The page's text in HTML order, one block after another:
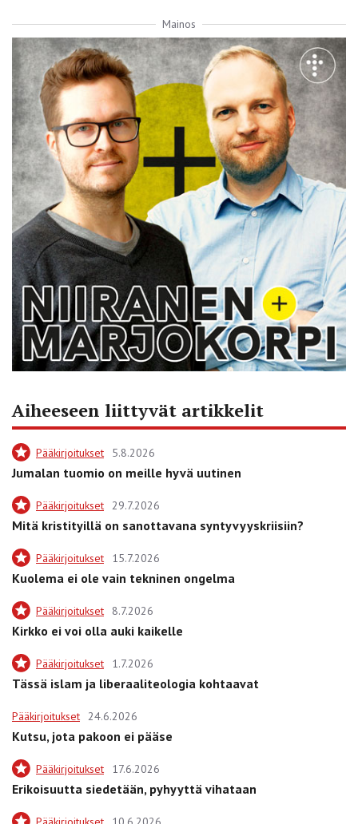
Mainos
Aiheeseen liittyvät artikkelit
Pääkirjoitukset 5.8.2026
Jumalan tuomio on meille hyvä uutinen
Pääkirjoitukset 29.7.2026
Mitä kristityillä on sanottavana syntyvyyskriisiin?
Pääkirjoitukset 15.7.2026
Kuolema ei ole vain tekninen ongelma
Pääkirjoitukset 8.7.2026
Kirkko ei voi olla auki kaikelle
Pääkirjoitukset 1.7.2026
Tässä islam ja liberaaliteologia kohtaavat
Pääkirjoitukset 24.6.2026
Kutsu, jota pakoon ei pääse
Pääkirjoitukset 17.6.2026
Erikoisuutta siedetään, pyhyyttä vihataan